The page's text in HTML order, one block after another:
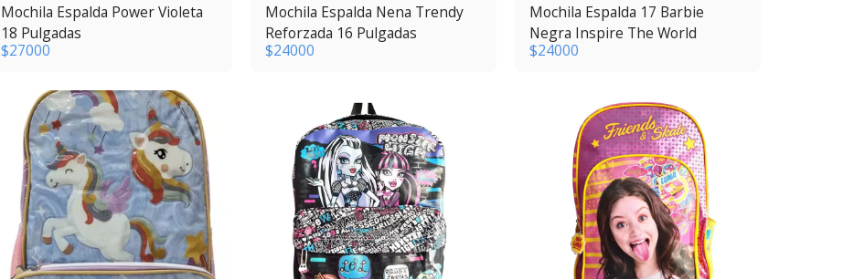
Mochila Espalda Power Violeta
18 Pulgadas
$27000
Mochila Espalda Nena Trendy
Reforzada 16 Pulgadas
$24000
Mochila Espalda 17 Barbie
Negra Inspire The World
$24000